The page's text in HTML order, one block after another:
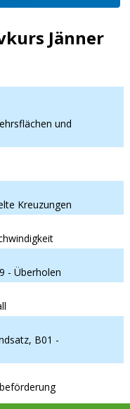
Jänner
und
Kreuzungen
- Überholen
B01 -